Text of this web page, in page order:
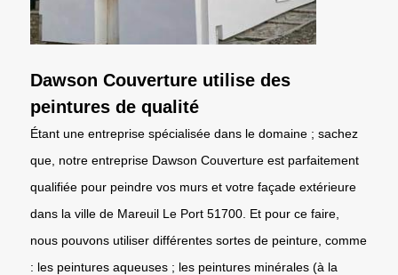
Dawson Couverture utilise des
peintures de qualité
Étant une entreprise spécialisée dans le domaine ; sachez
que, notre entreprise Dawson Couverture est parfaitement
qualifiée pour peindre vos murs et votre façade extérieure
dans la ville de Mareuil Le Port 51700. Et pour ce faire,
nous pouvons utiliser différentes sortes de peinture, comme
: les peintures aqueuses ; les peintures minérales (à la